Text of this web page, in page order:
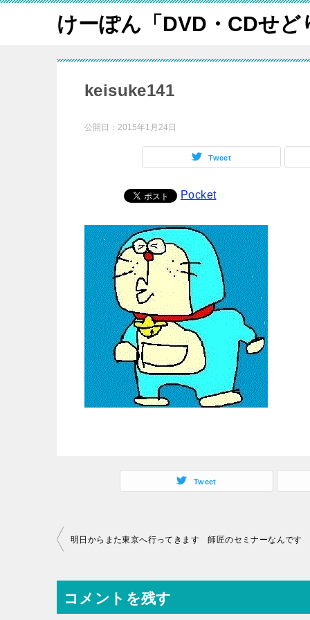
けーぽん「DVD・CDせど
keisuke141
公開日： 2015年1月24日
Tweet
Pocket
Tweet
投
ナ
ビ
明日からまた東京へ行ってきます 師匠のセミナーなんです
コメントを残す